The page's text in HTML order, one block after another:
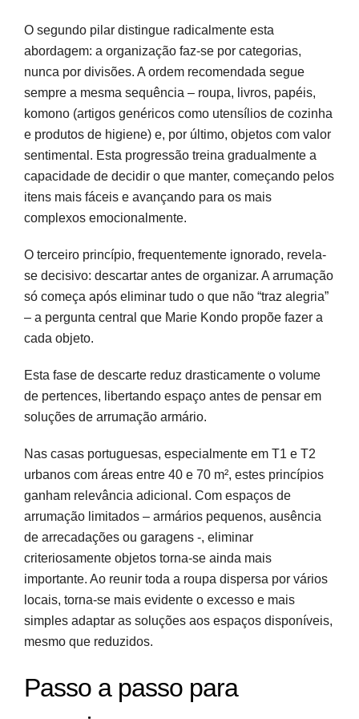
O segundo pilar distingue radicalmente esta
abordagem: a organização faz-se por categorias,
nunca por divisões. A ordem recomendada segue
sempre a mesma sequência – roupa, livros, papéis,
komono (artigos genéricos como utensílios de cozinha
e produtos de higiene) e, por último, objetos com valor
sentimental. Esta progressão treina gradualmente a
capacidade de decidir o que manter, começando pelos
itens mais fáceis e avançando para os mais
complexos emocionalmente.
O terceiro princípio, frequentemente ignorado, revela-
se decisivo: descartar antes de organizar. A arrumação
só começa após eliminar tudo o que não “traz alegria”
– a pergunta central que Marie Kondo propõe fazer a
cada objeto.
Esta fase de descarte reduz drasticamente o volume
de pertences, libertando espaço antes de pensar em
soluções de arrumação armário.
Nas casas portuguesas, especialmente em T1 e T2
urbanos com áreas entre 40 e 70 m², estes princípios
ganham relevância adicional. Com espaços de
arrumação limitados – armários pequenos, ausência
de arrecadações ou garagens -, eliminar
criteriosamente objetos torna-se ainda mais
importante. Ao reunir toda a roupa dispersa por vários
locais, torna-se mais evidente o excesso e mais
simples adaptar as soluções aos espaços disponíveis,
mesmo que reduzidos.
Passo a passo para